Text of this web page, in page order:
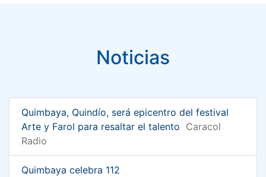
Noticias
Quimbaya, Quindío, será epicentro del festival
Arte y Farol para resaltar el talento Caracol
Radio
Quimbaya celebra 112